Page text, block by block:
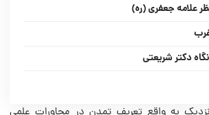
علامه جعفری (ره)
دکتر شریعتی